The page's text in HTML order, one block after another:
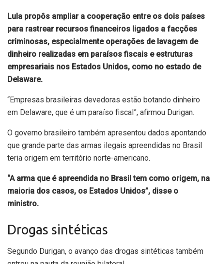
Lula propôs ampliar a cooperação entre os dois países
para rastrear recursos financeiros ligados a facções
criminosas, especialmente operações de lavagem de
dinheiro realizadas em paraísos fiscais e estruturas
empresariais nos Estados Unidos, como no estado de
Delaware.
“Empresas brasileiras devedoras estão botando dinheiro
em Delaware, que é um paraíso fiscal”, afirmou Durigan.
O governo brasileiro também apresentou dados apontando
que grande parte das armas ilegais apreendidas no Brasil
teria origem em território norte-americano.
“A arma que é apreendida no Brasil tem como origem, na
maioria dos casos, os Estados Unidos”, disse o
ministro.
Drogas sintéticas
Segundo Durigan, o avanço das drogas sintéticas também